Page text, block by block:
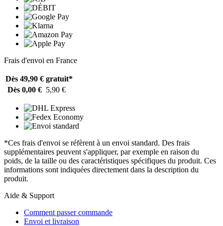
Frais d'envoi en France
Dès 49,90 € gratuit*
Dès 0,00 € 5,90 €
*Ces frais d'envoi se réfèrent à un envoi standard. Des frais
supplémentaires peuvent s'appliquer, par exemple en raison du
poids, de la taille ou des caractéristiques spécifiques du produit. Ces
informations sont indiquées directement dans la description du
produit.
Aide & Support
Comment passer commande
Envoi et livraison